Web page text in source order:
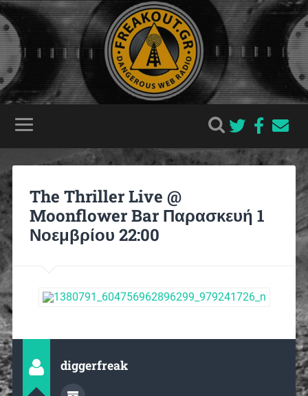
The Thriller Live @
Moonflower Bar Παρασκευή 1
Νοεμβρίου 22:00
diggerfreak